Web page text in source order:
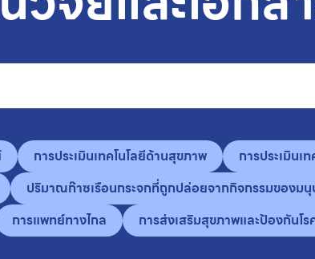
การประเมินเทคโนโลยีด้านสุขภาพ
การประเมิน
ปริมาณก๊าซเรือนกระจกที่ถูกปล่อยจากกิจกรรมของม
การแพทย์ทางไกล
การส่งเสริมสุขภาพและป้องกันโร